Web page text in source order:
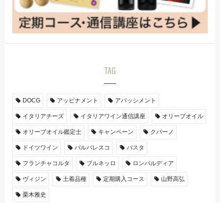
TAG
DOCG アッビナメント アパッシメント
イタリアチーズ イタリアワイン通信講座 オリーブオイル
オリーブオイル鑑定士 キャンペーン クパーノ
ドイツワイン バルバレスコ パスタ
フランチャコルタ ブルネッロ ロンバルディア
ヴィジン 土着品種 定期購入コース 山野高弘
栗木雅史